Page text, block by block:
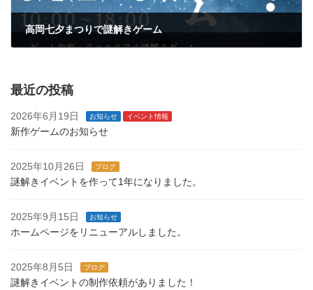
高岡七夕まつりで謎解きゲーム
最近の投稿
2026年6月19日 お知らせ イベント情報
新作ゲームのお知らせ
2025年10月26日 ブログ
謎解きイベントを作って1年になりました。
2025年9月15日 お知らせ
ホームページをリニューアルしました。
2025年8月5日 ブログ
謎解きイベントの制作依頼がありました！